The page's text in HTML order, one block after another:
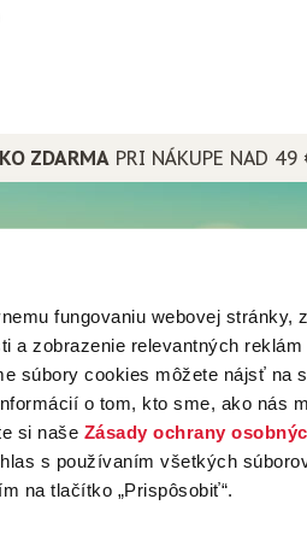
fungovaniu webovej stránky,
a zobrazenie relevantných
súbory cookies môžete nájsť na
o tom, kto sme, ako nás
si naše Zásady ochrany
s používaním všetkých
na tlačítko „Prispôsobiť“.
ZDARMAPRI NÁKUPE NAD 49
Mistral tea
Popradská káva
Popradské
Mistral tea
Popradská káva